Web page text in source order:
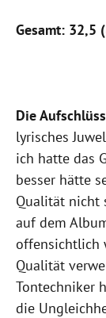
Gesamt: 32,5
Die
lyrisches
ich hatte das
besser hätte
Qualität nicht
auf dem
offensichtlich
Qualität
Tontechniker
die